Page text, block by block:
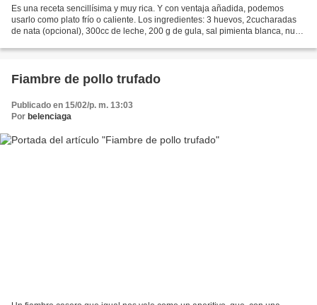
Es una receta sencillísima y muy rica. Y con ventaja añadida, podemos
usarlo como plato frío o caliente. Los ingredientes: 3 huevos, 2cucharadas
de nata (opcional), 300cc de leche, 200 g de gula, sal pimienta blanca, nuez
Fiambre de pollo trufado
Publicado en 15/02/p. m. 13:03
Por belenciaga